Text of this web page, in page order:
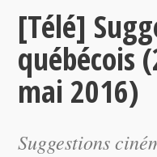
[Télé]
québécois
mai 2016)
Suggestions